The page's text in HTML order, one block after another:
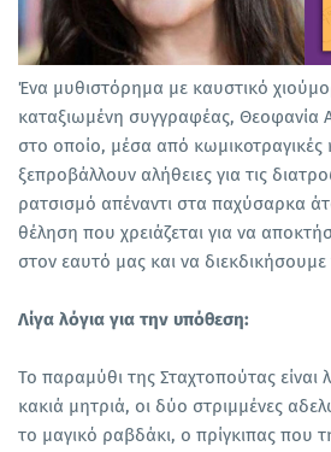
Ένα μυθιστόρημα με καυστικό
καταξιωμένη συγγραφέας, Θεοφανία
στο οποίο, μέσα από κωμικοτραγικές
ξεπροβάλλουν αλήθειες για τις
ρατσισμό απέναντι στα παχύσαρκα
θέληση που χρειάζεται για να
στον εαυτό μας και να
Λίγα λόγια για την υπόθεση:
Το παραμύθι της Σταχτοπούτας είναι
κακιά μητριά, οι δύο στριμμένες
το μαγικό ραβδάκι, ο πρίγκιπας που